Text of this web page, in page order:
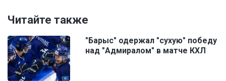
Читайте также
"Барыс" одержал "сухую" победу
над "Адмиралом" в матче КХЛ